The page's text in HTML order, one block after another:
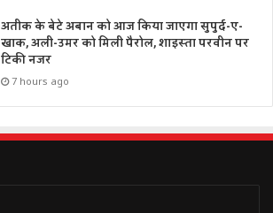
अतीक के बेटे अबान को आज किया जाएगा सुपुर्द-ए-
खाक, अली-उमर को मिली पैरोल, शाइस्ता परवीन पर
टिकी नजर
7 hours ago